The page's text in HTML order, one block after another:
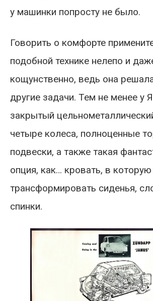
у машинки попросту не было.
Говорить о комфорте
подобной технике нелепо и
кощунственно, ведь она
другие задачи. Тем не менее у
закрытый
четыре колеса, полноценные
подвески, а также такая
опция, как… кровать, в
трансформировать сиденья,
спинки.